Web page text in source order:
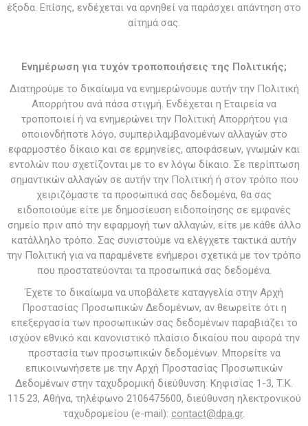
έξοδα. Επίσης, ενδέχεται να αρνηθεί να παράσχει απάντηση στο
αίτημά σας.
Ενημέρωση για τυχόν τροποποιήσεις της Πολιτικής;
Διατηρούμε το δικαίωμα να ενημερώνουμε αυτήν την Πολιτική
Απορρήτου ανά πάσα στιγμή. Ενδέχεται η Εταιρεία να
τροποποιεί ή να ενημερώνει την Πολιτική Απορρήτου για
οποιονδήποτε λόγο, συμπεριλαμβανομένων αλλαγών στο
εφαρμοστέο δίκαιο και σε ερμηνείες, αποφάσεων, γνωμών και
εντολών που σχετίζονται με το εν λόγω δίκαιο. Σε περίπτωση
σημαντικών αλλαγών σε αυτήν την Πολιτική ή στον τρόπο που
χειριζόμαστε τα προσωπικά σας δεδομένα, θα σας
ειδοποιούμε είτε με δημοσίευση ειδοποίησης σε εμφανές
σημείο πριν από την εφαρμογή των αλλαγών, είτε με κάθε άλλο
κατάλληλο τρόπο. Σας συνιστούμε να ελέγχετε τακτικά αυτήν
την Πολιτική για να παραμένετε ενήμεροι σχετικά με τον τρόπο
που προστατεύονται τα προσωπικά σας δεδομένα.
Έχετε το δικαίωμα να υποβάλετε καταγγελία στην Αρχή
Προστασίας Προσωπικών Δεδομένων, αν θεωρείτε ότι η
επεξεργασία των προσωπικών σας δεδομένων παραβιάζει το
ισχύον εθνικό και κανονιστικό πλαίσιο δικαίου που αφορά την
προστασία των προσωπικών δεδομένων. Μπορείτε να
επικοινωνήσετε με την Αρχή Προστασίας Προσωπικών
Δεδομένων στην ταχυδρομική διεύθυνση: Κηφισίας 1-3, Τ.Κ.
115 23, Αθήνα, τηλέφωνο 2106475600, διεύθυνση ηλεκτρονικού
ταχυδρομείου (e-mail): contact@dpa.gr.